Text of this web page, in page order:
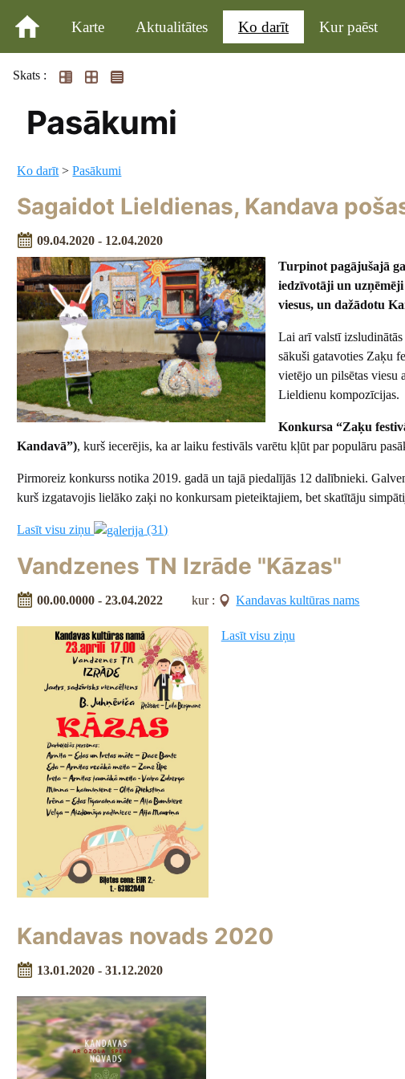
Karte Aktualitātes Ko darīt Kur paēst
Skats :
Pasākumi
Ko darīt >Pasākumi
Sagaidot Lieldienas, Kandava
09.04.2020 - 12.04.2020
Turpinot pagājušajā
iedzīvotāji un
viesus, un dažādotu
Lai arī valstī
sākuši gatavoties Zaķu
vietējo un pilsētas viesu
Lieldienu kompozīcijas.
Konkursa “Zaķu
Kandavā”), kurš iecerējis, ka ar laiku festivāls varētu kļūt par populāru
Pirmoreiz konkurss notika 2019. gadā un tajā piedalījās 12 dalībnieki.
kurš izgatavojis lielāko zaķi no konkursam pieteiktajiem, bet skatītāju
Lasīt visu ziņu (31)
Vandzenes TN Izrāde "Kāzas"
00.00.0000 - 23.04.2022 kur : Kandavas kultūras nams
Lasīt visu ziņu
Kandavas novads 2020
13.01.2020 - 31.12.2020